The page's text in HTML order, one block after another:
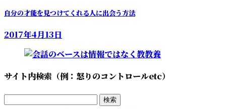
自分の才能を見つけてくれる人に出会う方法
2017年4月13日
サイト内検索（例：怒りのコントロールetc）
検